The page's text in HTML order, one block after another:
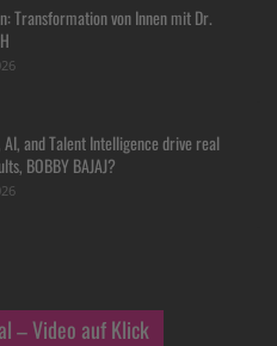
Transformation von Innen mit Dr.
AI, and Talent Intelligence drive real
BOBBY BAJAJ?
– Video auf Klick